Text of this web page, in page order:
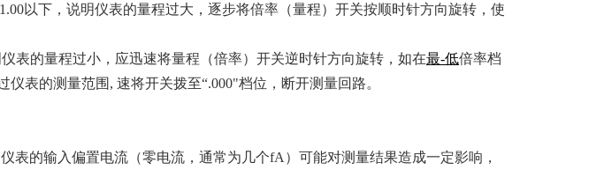
1.00以下，说明仪表的量程过大，逐步将倍率（量程）开关按顺时针方向旋转，使
表的量程过小，应迅速将量程（倍率）开关逆时针方向旋转，如在最-低倍率档
仪表的测量范围 , 速将开关拨至“.000"档位，断开测量回路。
表的输入偏置电流（零电流，通常为几个fA ）可能对测量结果造成一定影响，